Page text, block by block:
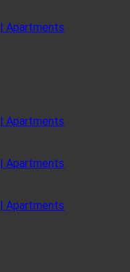
Apartments
Apartments
Apartments
Apartments